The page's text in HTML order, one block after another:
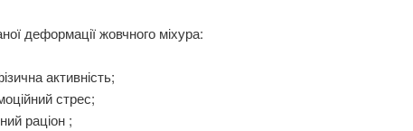
деформації жовчного міхура:
активність;
стрес;
раціон ;